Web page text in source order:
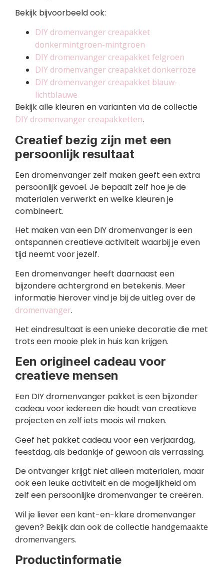
Bekijk bijvoorbeeld ook:
DIY dromenvanger creapakket
donkermintgroen-mintgroen
DIY dromenvanger creapakket felgroen
DIY dromenvanger creapakket donkerroze
DIY dromenvanger creapakket blauw-
lichtblauwe
Bekijk alle kleuren en varianten via de collectie
DIY dromenvanger creapakketten.
Creatief bezig zijn met een
persoonlijk resultaat
Een dromenvanger zelf maken geeft een extra
persoonlijk gevoel. Je bepaalt zelf hoe je de
materialen verwerkt en welke kleuren je
combineert.
Het maken van een DIY dromenvanger is een
ontspannen creatieve activiteit waarbij je even
tijd neemt voor jezelf.
Een dromenvanger heeft daarnaast een
bijzondere achtergrond en betekenis. Meer
informatie hierover vind je bij de uitleg over de
dromenvanger.
Het eindresultaat is een unieke decoratie die met
trots een mooie plek in huis kan krijgen.
Een origineel cadeau voor
creatieve mensen
Een DIY dromenvanger pakket is een bijzonder
cadeau voor iedereen die houdt van creatieve
projecten en zelf iets moois wil maken.
Geef het pakket cadeau voor een verjaardag,
feestdag, als bedankje of gewoon als verrassing.
De ontvanger krijgt niet alleen materialen, maar
ook een leuke activiteit en de mogelijkheid om
zelf een persoonlijke dromenvanger te creëren.
Wil je liever een kant-en-klare dromenvanger
geven? Bekijk dan ook de collectie handgemaakte
dromenvangers.
Productinformatie